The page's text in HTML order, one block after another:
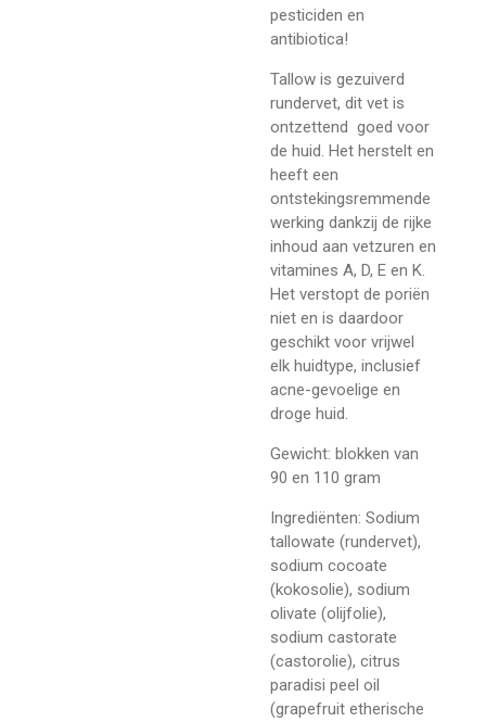
pesticiden en
antibiotica!
Tallow is gezuiverd
rundervet, dit vet is
ontzettend goed voor
de huid. Het herstelt en
heeft een
ontstekingsremmende
werking dankzij de rijke
inhoud aan vetzuren en
vitamines A, D, E en K.
Het verstopt de poriën
niet en is daardoor
geschikt voor vrijwel
elk huidtype, inclusief
acne-gevoelige en
droge huid.
Gewicht: blokken van
90 en 110 gram
Ingrediënten: Sodium
tallowate (rundervet),
sodium cocoate
(kokosolie), sodium
olivate (olijfolie),
sodium castorate
(castorolie), citrus
paradisi peel oil
(grapefruit etherische